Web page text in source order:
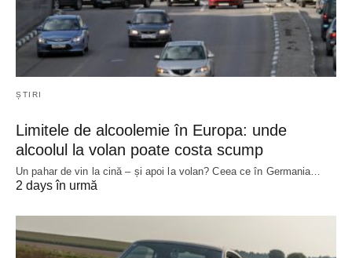
ȘTIRI
Limitele de alcoolemie în Europa: unde
alcoolul la volan poate costa scump
Un pahar de vin la cină – și apoi la volan? Ceea ce în Germania…
2 days în urmă